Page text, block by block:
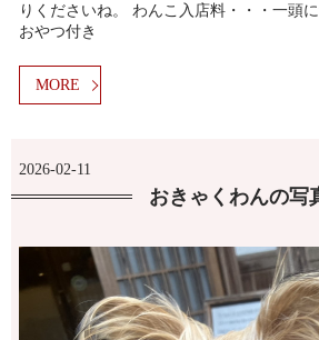
りくださいね。 わんこ入店料・・・一頭
おやつ付き
MORE
2026-02-11
おきゃくわんの写